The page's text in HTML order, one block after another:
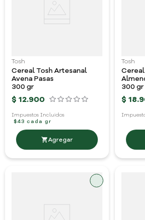
Tosh
Cereal Tosh Artesanal
Avena Pasas
300 gr
$ 12.900
Impuestos Incluidos
$43 cada gr
Tosh
300 gr
$ 18.